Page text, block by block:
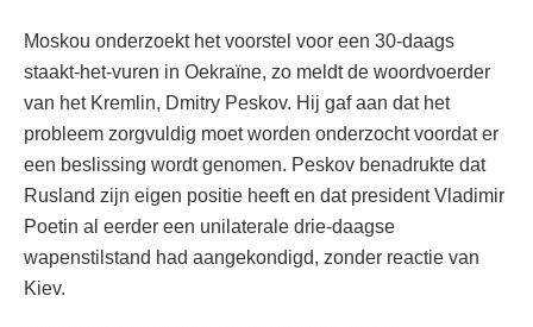
Moskou onderzoekt het voorstel voor een 30-daags
staakt-het-vuren in Oekraïne, zo meldt de woordvoerder
van het Kremlin, Dmitry Peskov. Hij gaf aan dat het
probleem zorgvuldig moet worden onderzocht voordat er
een beslissing wordt genomen. Peskov benadrukte dat
Rusland zijn eigen positie heeft en dat president Vladimir
Poetin al eerder een unilaterale drie-daagse
wapenstilstand had aangekondigd, zonder reactie van
Kiev.